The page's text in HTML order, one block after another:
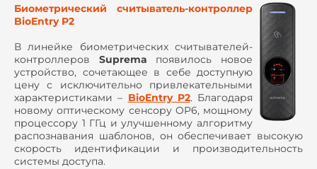
Биометрический считыватель-контроллер
BioEntry P2
В линейке биометрических считывателей-
контроллеров Suprema появилось новое
устройство, сочетающее в себе доступную
цену с исключительно привлекательными
характеристиками – BioEntry P2. Благодаря
новому оптическому сенсору OP6, мощному
процессору 1 ГГц и улучшенному алгоритму
распознавания шаблонов, он обеспечивает высокую
скорость идентификации и производительность
системы доступа.